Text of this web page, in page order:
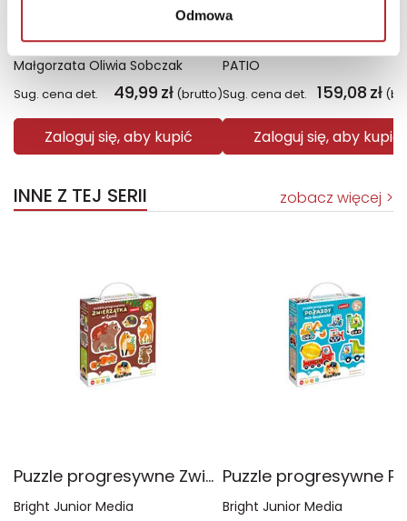
Odmowa
Biel. Kolory zła. Tom 3 wyd. 2025
Małgorzata Oliwia Sobczak
Sug. cena det. 49,99 zł (brutto)
Zaloguj się, aby kupić
PATIO
Sug. cena det. 159,08 zł
Zaloguj się, aby kupić
INNE Z TEJ SERII zobacz więcej
Puzzle progresywne Zwierzątka w lesie CzuCzu
Bright Junior Media Bright Junior Media